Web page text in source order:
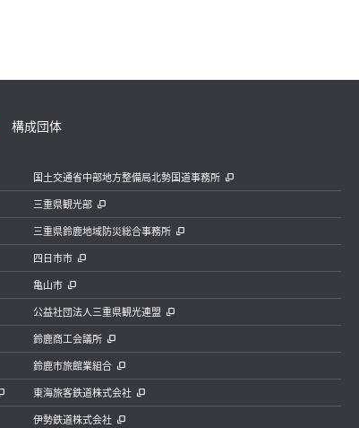
構成団体
国土交通省中部地方整備局北勢国道事務所
三重県観光部
三重県鈴鹿地域防災総合事務所
四日市市
亀山市
公益社団法人三重県観光連盟
鈴鹿商工会議所
鈴鹿市旅館業組合
東海旅客鉄道株式会社
伊勢鉄道株式会社